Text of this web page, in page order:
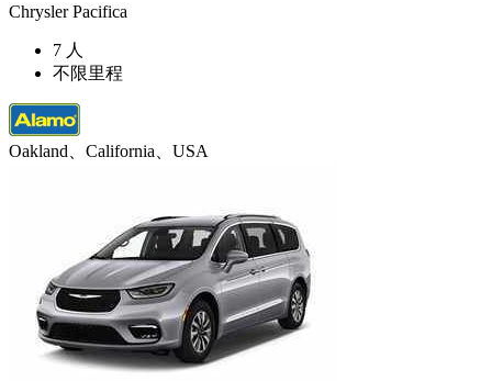
Chrysler Pacifica
7 人
不限里程
Oakland、California、USA